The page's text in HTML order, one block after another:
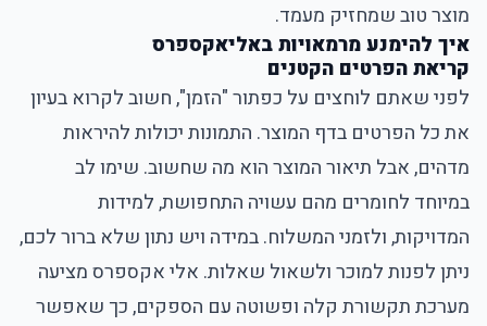
מוצר טוב שמחזיק מעמד.
איך להימנע מרמאויות באליאקספרס
קריאת הפרטים הקטנים
לפני שאתם לוחצים על כפתור "הזמן", חשוב לקרוא בעיון
את כל הפרטים בדף המוצר. התמונות יכולות להיראות
מדהים, אבל תיאור המוצר הוא מה שחשוב. שימו לב
במיוחד לחומרים מהם עשויה התחפושת, למידות
המדויקות, ולזמני המשלוח. במידה ויש נתון שלא ברור לכם,
ניתן לפנות למוכר ולשאול שאלות. אלי אקספרס מציעה
מערכת תקשורת קלה ופשוטה עם הספקים, כך שאפשר